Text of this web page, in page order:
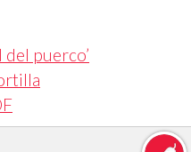
del puerco’